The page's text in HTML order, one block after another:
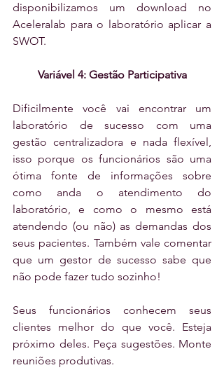
disponibilizamos um download no
Aceleralab para o laboratório aplicar a
SWOT.
Variável 4: Gestão Participativa
Dificilmente você vai encontrar um
laboratório de sucesso com uma
gestão centralizadora e nada flexível,
isso porque os funcionários são uma
ótima fonte de informações sobre
como anda o atendimento do
laboratório, e como o mesmo está
atendendo (ou não) as demandas dos
seus pacientes. Também vale comentar
que um gestor de sucesso sabe que
não pode fazer tudo sozinho!
Seus funcionários conhecem seus
clientes melhor do que você. Esteja
próximo deles. Peça sugestões. Monte
reuniões produtivas.